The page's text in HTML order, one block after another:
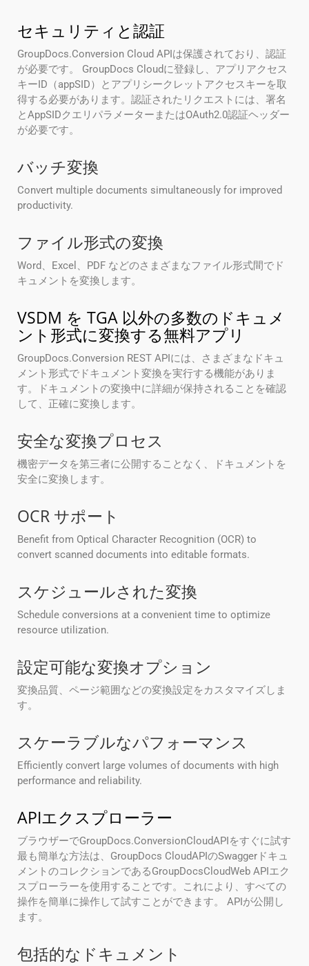
セキュリティと認証
GroupDocs.Conversion Cloud APIは保護されており、認証
が必要です。 GroupDocs Cloudに登録し、アプリアクセス
キーID（appSID）とアプリシークレットアクセスキーを取
得する必要があります。認証されたリクエストには、署名
とAppSIDクエリパラメーターまたはOAuth2.0認証ヘッダー
が必要です。
バッチ変換
Convert multiple documents simultaneously for improved
productivity.
ファイル形式の変換
Word、Excel、PDF などのさまざまなファイル形式間でド
キュメントを変換します。
VSDM を TGA 以外の多数のドキュメ
ント形式に変換する無料アプリ
GroupDocs.Conversion REST APIには、さまざまなドキュ
メント形式でドキュメント変換を実行する機能がありま
す。ドキュメントの変換中に詳細が保持されることを確認
して、正確に変換します。
安全な変換プロセス
機密データを第三者に公開することなく、ドキュメントを
安全に変換します。
OCR サポート
Benefit from Optical Character Recognition (OCR) to
convert scanned documents into editable formats.
スケジュールされた変換
Schedule conversions at a convenient time to optimize
resource utilization.
設定可能な変換オプション
変換品質、ページ範囲などの変換設定をカスタマイズしま
す。
スケーラブルなパフォーマンス
Efficiently convert large volumes of documents with high
performance and reliability.
APIエクスプローラー
ブラウザーでGroupDocs.ConversionCloudAPIをすぐに試す
最も簡単な方法は、GroupDocs CloudAPIのSwaggerドキュ
メントのコレクションであるGroupDocsCloudWeb APIエク
スプローラーを使用することです。これにより、すべての
操作を簡単に操作して試すことができます。 APIが公開し
ます。
包括的なドキュメント